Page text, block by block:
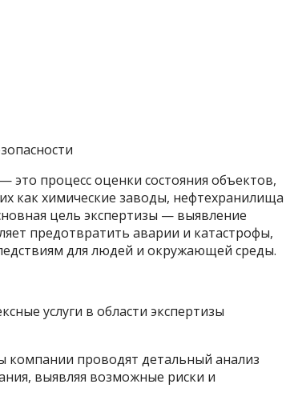
процесс оценки состояния объектов,
как химические заводы, нефтехранилища
цель экспертизы — выявление
предотвратить аварии и катастрофы,
для людей и окружающей среды.
услуги в области экспертизы
компании проводят детальный анализ
выявляя возможные риски и